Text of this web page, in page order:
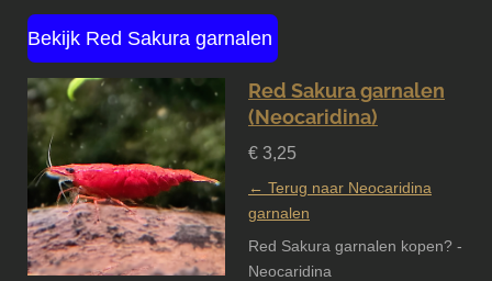
Bekijk Red Sakura garnalen
Red Sakura garnalen
(Neocaridina)
€ 3,25
← Terug naar Neocaridina
garnalen
Red Sakura garnalen kopen? -
Neocaridina